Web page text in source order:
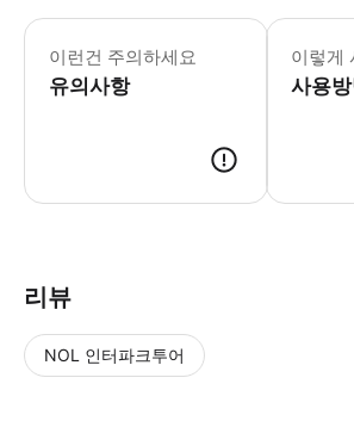
이런건 주의하세요
유의사항
[​포함사항]
이렇게
사용방
리뷰
NOL 인터파크투어